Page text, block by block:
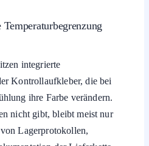
integrierte
Kontrollaufkleber, die bei
ihre Farbe verändern.
nicht gibt, bleibt meist nur
Lagerprotokollen,